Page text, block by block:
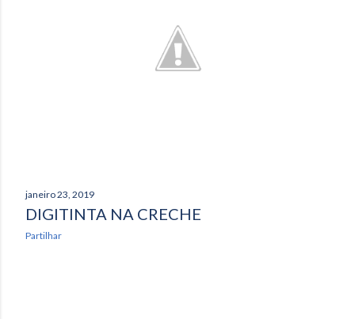
janeiro 23, 2019
DIGITINTA NA CRECHE
Partilhar